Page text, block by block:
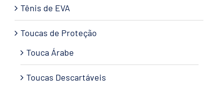
Tênis de EVA
Toucas de Proteção
Touca Árabe
Toucas Descartáveis